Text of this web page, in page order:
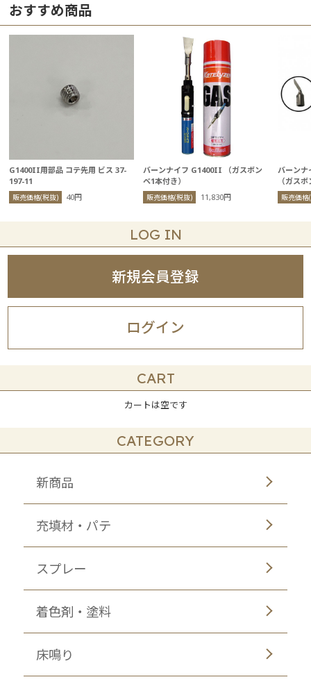
おすすめ商品
G1400II用部品 コテ先用 ビス 37-
197-11
販売価格(税抜) 40円
バーンナイフ G1400II （ガスボン
ベ1本付き）
販売価格(税抜) 11,830円
バーン
（ガス
販売価格
LOG IN
ログイン
新規会員登録
CART
カートは空です
CATEGORY
新商品
充填材・パテ
スプレー
着色剤・塗料
床鳴り